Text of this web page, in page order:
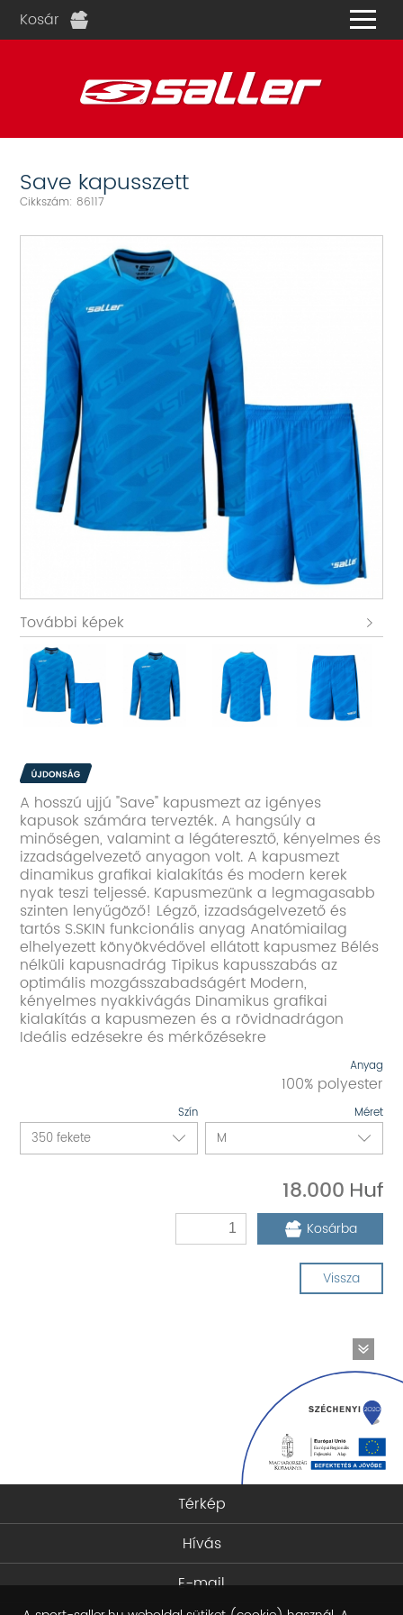
Kosár
Save kapusszett
Cikkszám: 86117
További képek
A hosszú ujjú "Save" kapusmezt az igényes
kapusok számára tervezték. A hangsúly a
minőségen, valamint a légáteresztő, kényelmes és
izzadságelvezető anyagon volt. A kapusmezt
dinamikus grafikai kialakítás és modern kerek
nyak teszi teljessé. Kapusmezünk a legmagasabb
szinten lenyűgöző! Légző, izzadságelvezető és
tartós S.SKIN funkcionális anyag Anatómiailag
elhelyezett könyökvédővel ellátott kapusmez Bélés
nélküli kapusnadrág Tipikus kapusszabás az
optimális mozgásszabadságért Modern,
kényelmes nyakkivágás Dinamikus grafikai
kialakítás a kapusmezen és a rövidnadrágon
Ideális edzésekre és mérkőzésekre
Szín Méret
Anyag
100% polyester
18.000
Kosárba
Vissza
Térkép
Hívás
E-mail